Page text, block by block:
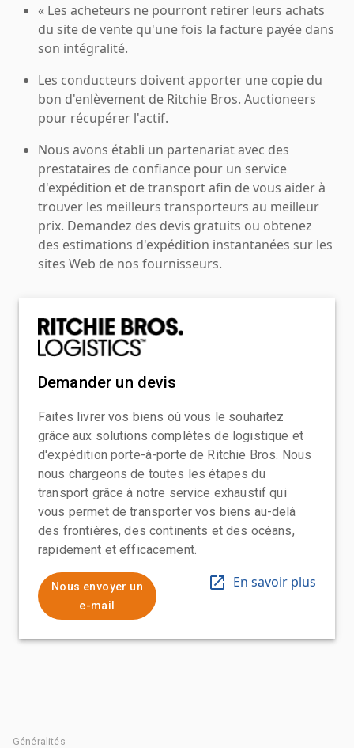
« Les acheteurs ne pourront retirer leurs achats
du site de vente qu'une fois la facture payée dans
son intégralité.
Les conducteurs doivent apporter une copie du
bon d'enlèvement de Ritchie Bros. Auctioneers
pour récupérer l'actif.
Nous avons établi un partenariat avec des
prestataires de confiance pour un service
d'expédition et de transport afin de vous aider à
trouver les meilleurs transporteurs au meilleur
prix. Demandez des devis gratuits ou obtenez
des estimations d'expédition instantanées sur les
sites Web de nos fournisseurs.
Demander un devis
Faites livrer vos biens où vous le souhaitez
grâce aux solutions complètes de logistique et
d'expédition porte-à-porte de Ritchie Bros. Nous
nous chargeons de toutes les étapes du
transport grâce à notre service exhaustif qui
vous permet de transporter vos biens au-delà
des frontières, des continents et des océans,
rapidement et efficacement.
Nous envoyer un
e-mail
En savoir plus
Généralités